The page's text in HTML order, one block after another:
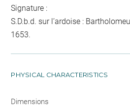
Signature :
S.D.b.d. sur l’ardoise :
1653.
PHYSICAL CHARACTERISTICS
Dimensions